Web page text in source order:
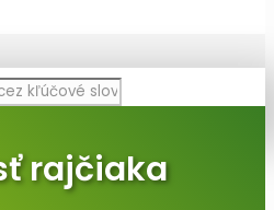
rajčiaka